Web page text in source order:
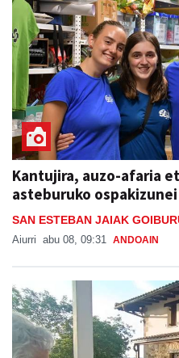
Kantujira, auzo-afaria
asteburuko
SAN ESTEBAN JAIAK
Aiurri abu 08, 09:31 ANDOAIN